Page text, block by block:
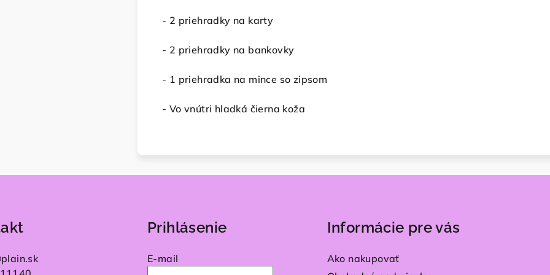
- 2 priehradky na karty
- 2 priehradky na bankovky
- 1 priehradka na mince so zipsom
- Vo vnútri hladká čierna koža
plain.sk
Prihlásenie
E-mail
Informácie pre vás
Ako nakupovať